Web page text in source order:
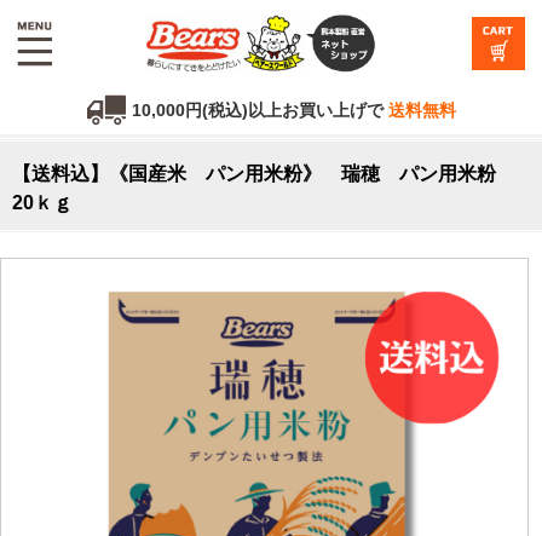
10,000円(税込)以上お買い上げで送料無料
【送料込】《国産米 パン用米粉》 瑞穂 パン用米粉
20ｋｇ